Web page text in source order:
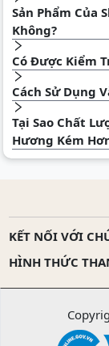
Sản Phẩm Của
Không?
Có Được Kiểm
Cách Sử Dụng
Tại Sao Chất
Hương Kém
KẾT NỐI VỚI
HÌNH THỨC